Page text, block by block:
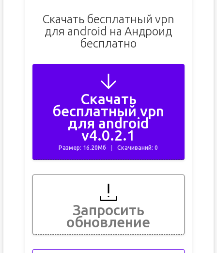
Скачать бесплатный vpn
для android на Андроид
бесплатно
Скачать
бесплатный vpn
для android
v4.0.2.1
Размер: 16.20Мб Скачиваний: 0
Запросить
обновление